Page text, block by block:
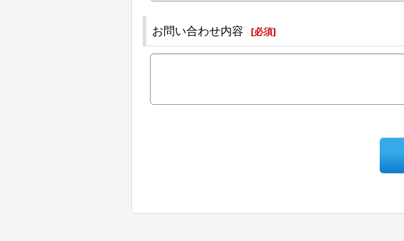
お問い合わせ内容 [必須]